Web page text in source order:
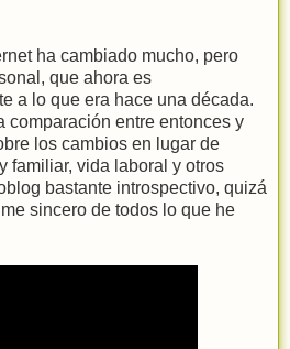
ha cambiado mucho, pero
que ahora es
a lo que era hace una década.
comparación entre entonces y
los cambios en lugar de
familiar, vida laboral y otros
bastante introspectivo, quizá
sincero de todos lo que he